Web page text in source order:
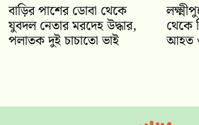
বাড়ির পাশের ডোবা থেকে
যুবদল নেতার মরদেহ উদ্ধার,
পলাতক দুই চাচাতো ভাই
থেকে
আহত